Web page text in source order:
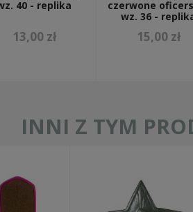
40 - replika
13,00 zł
czerwone
wz. 36 -
15,00 zł
INNI Z TYM